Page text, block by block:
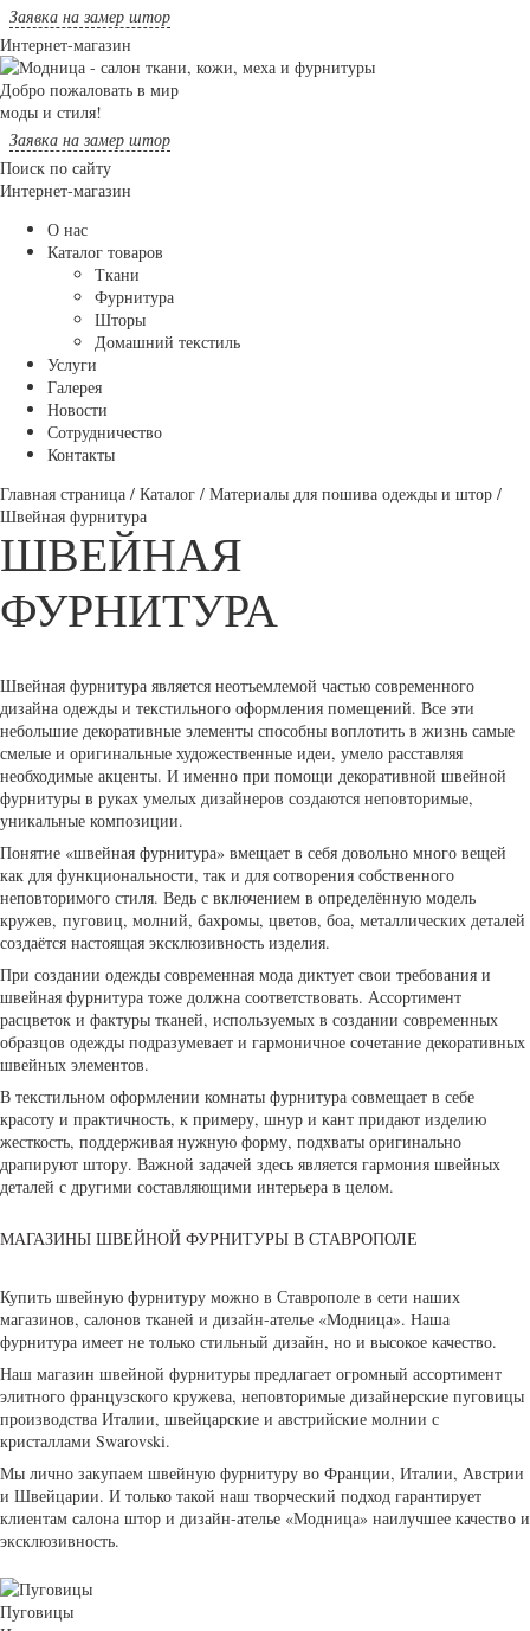
Заявка на замер штор
Интернет-магазин
Добро пожаловать в мир
моды и стиля!
Заявка на замер штор
Поиск по сайту
Интернет-магазин
О нас
Каталог товаров
Ткани
Фурнитура
Шторы
Домашний текстиль
Услуги
Галерея
Новости
Сотрудничество
Контакты
Главная страница / Каталог / Материалы для пошива одежды и штор /
Швейная фурнитура
ШВЕЙНАЯ
ФУРНИТУРА
Швейная фурнитура является неотъемлемой частью современного
дизайна одежды и текстильного оформления помещений. Все эти
небольшие декоративные элементы способны воплотить в жизнь самые
смелые и оригинальные художественные идеи, умело расставляя
необходимые акценты. И именно при помощи декоративной швейной
фурнитуры в руках умелых дизайнеров создаются неповторимые,
уникальные композиции.
Понятие «швейная фурнитура» вмещает в себя довольно много вещей
как для функциональности, так и для сотворения собственного
неповторимого стиля. Ведь с включением в определённую модель
кружев, пуговиц, молний, бахромы, цветов, боа, металлических деталей
создаётся настоящая эксклюзивность изделия.
При создании одежды современная мода диктует свои требования и
швейная фурнитура тоже должна соответствовать. Ассортимент
расцветок и фактуры тканей, используемых в создании современных
образцов одежды подразумевает и гармоничное сочетание декоративных
швейных элементов.
В текстильном оформлении комнаты фурнитура совмещает в себе
красоту и практичность, к примеру, шнур и кант придают изделию
жесткость, поддерживая нужную форму, подхваты оригинально
драпируют штору. Важной задачей здесь является гармония швейных
деталей с другими составляющими интерьера в целом.
МАГАЗИНЫ ШВЕЙНОЙ ФУРНИТУРЫ В СТАВРОПОЛЕ
Купить швейную фурнитуру можно в Ставрополе в сети наших
магазинов, салонов тканей и дизайн-ателье «Модница». Наша
фурнитура имеет не только стильный дизайн, но и высокое качество.
Наш магазин швейной фурнитуры предлагает огромный ассортимент
элитного французского кружева, неповторимые дизайнерские пуговицы
производства Италии, швейцарские и австрийские молнии с
кристаллами Swarovski.
Мы лично закупаем швейную фурнитуру во Франции, Италии, Австрии
и Швейцарии. И только такой наш творческий подход гарантирует
клиентам салона штор и дизайн-ателье «Модница» наилучшее качество и
эксклюзивность.
Пуговицы